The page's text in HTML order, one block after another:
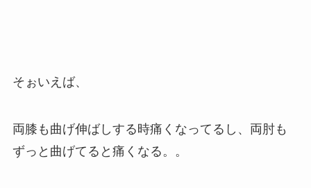
そぉいえば、
両膝も曲げ伸ばしする時痛くなってるし、両肘も
ずっと曲げてると痛くなる。。